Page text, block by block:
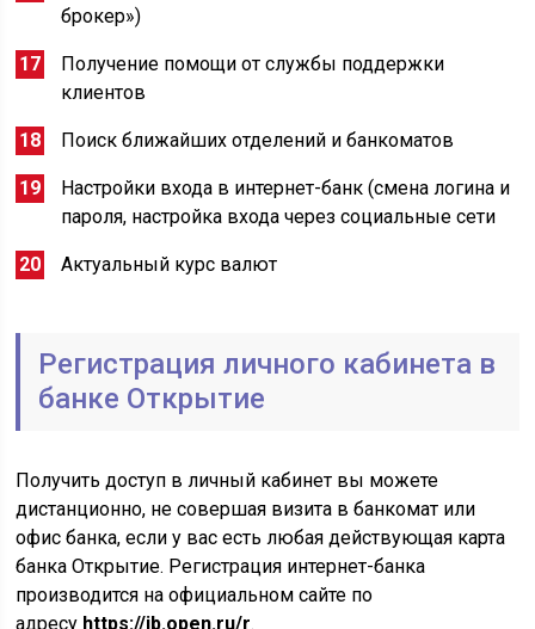
брокер»)
Получение помощи от службы поддержки
клиентов
Поиск ближайших отделений и банкоматов
Настройки входа в интернет-банк (смена логина и
пароля, настройка входа через социальные сети
Актуальный курс валют
Регистрация личного кабинета в
банке Открытие
Получить доступ в личный кабинет вы можете
дистанционно, не совершая визита в банкомат или
офис банка, если у вас есть любая действующая карта
банка Открытие. Регистрация интернет-банка
производится на официальном сайте по
адресу https://ib.open.ru/r.